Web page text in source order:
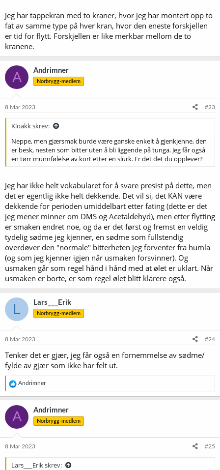
Jeg har tappekran med to kraner, hvor jeg har montert opp to
fat av samme type på hver kran, hvor den eneste forskjellen
er tid for flytt. Forskjellen er like merkbar mellom de to
kranene.
A Andrimner
Norbrygg-medlem
8 Mar 2023 #23
Kloakk skrev:
Neppe, men gjærsmak burde være ganske enkelt å gjenkjenne, den
er besk, nesten som bitter uten å bli liggende på tunga. Jeg får også
en tørr munnfølelse av kort etter en slurk. Er det det du opplever?
Jeg har ikke helt vokabularet for å svare presist på dette, men
det er egentlig ikke helt dekkende. Det vil si, det KAN være
dekkende for perioden umiddelbart etter fating (dette er det
jeg mener minner om DMS og Acetaldehyd), men etter flytting
er smaken endret noe, og da er det først og fremst en veldig
tydelig sødme jeg kjenner, en sødme som fullstendig
overdøver den "normale" bitterheten jeg forventer fra humla
(og som jeg kjenner igjen når usmaken forsvinner). Og
usmaken går som regel hånd i hånd med at ølet er uklart. Når
usmaken er borte, er som regel ølet blitt klarere også.
L Lars___Erik
Norbrygg-medlem
8 Mar 2023 #24
Tenker det er gjær, jeg får også en fornemmelse av sødme/
fylde av gjær som ikke har felt ut.
R
e
a
k
s
o
e
Andrimner
A Andrimner
Norbrygg-medlem
8 Mar 2023 #25
Lars___Erik skrev: